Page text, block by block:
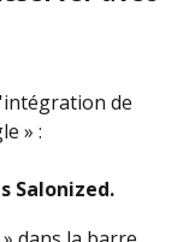
de
» :
Salonized.